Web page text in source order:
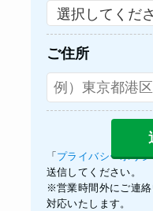
ご住所
「 プライバシーポリ
送信してください。
※営業時間外にご連
対応いたします。